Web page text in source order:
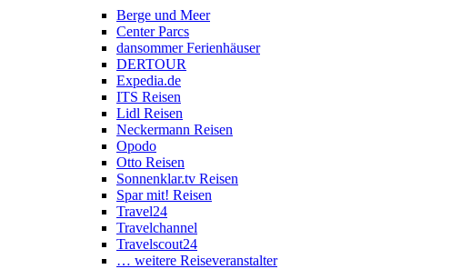
Berge und Meer
Center Parcs
dansommer Ferienhäuser
DERTOUR
Expedia.de
ITS Reisen
Lidl Reisen
Neckermann Reisen
Opodo
Otto Reisen
Sonnenklar.tv Reisen
Spar mit! Reisen
Travel24
Travelchannel
Travelscout24
… weitere Reiseveranstalter